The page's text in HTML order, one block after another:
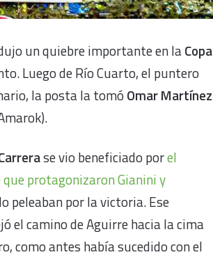
un quiebre importante en laCopa
Luego de Río Cuarto, el puntero
la posta la tomó Omar Martínez
se vio beneficiado porel
protagonizaron Gianini y
peleaban por la victoria. Ese
el camino de Aguirre hacia la cima
como antes había sucedido con el